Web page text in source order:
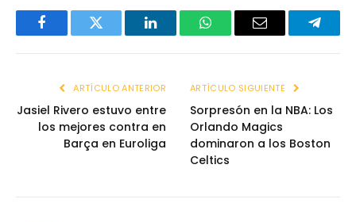
FacebookTwitter LinkedInWhatsAppEmail
ARTÍCULO ANTERIOR
Jasiel Rivero estuvo entre
los mejores contra en
Barça en Euroliga
ARTÍCULO SIGUIENTE
Sorpresón en la NBA: Los
Orlando Magics
dominaron a los Boston
Celtics